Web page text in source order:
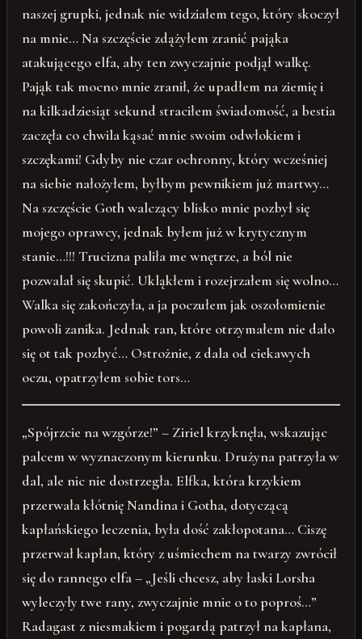
naszej grupki, jednak nie widziałem tego, który skoczył
na mnie… Na szczęście zdążyłem zranić pająka
atakującego elfa, aby ten zwyczajnie podjął walkę.
Pająk tak mocno mnie zranił, że upadłem na ziemię i
na kilkadziesiąt sekund straciłem świadomość, a bestia
zaczęła co chwila kąsać mnie swoim odwłokiem i
szczękami! Gdyby nie czar ochronny, który wcześniej
na siebie nałożyłem, byłbym pewnikiem już martwy…
Na szczęście Goth walczący blisko mnie pozbył się
mojego oprawcy, jednak byłem już w krytycznym
stanie…!!! Trucizna paliła me wnętrze, a ból nie
pozwalał się skupić. Ukląkłem i rozejrzałem się wolno…
Walka się zakończyła, a ja poczułem jak oszołomienie
powoli zanika. Jednak ran, które otrzymałem nie dało
się ot tak pozbyć… Ostrożnie, z dala od ciekawych
oczu, opatrzyłem sobie tors…
„Spójrzcie na wzgórze!” – Ziriel krzyknęła, wskazując
palcem w wyznaczonym kierunku. Drużyna patrzyła w
dal, ale nic nie dostrzegła. Elfka, która krzykiem
przerwała kłótnię Nandina i Gotha, dotyczącą
kapłańskiego leczenia, była dość zakłopotana… Ciszę
przerwał kapłan, który z uśmiechem na twarzy zwrócił
się do rannego elfa – „Jeśli chcesz, aby łaski Lorsha
wyleczyły twe rany, zwyczajnie mnie o to poproś…”
Radagast z niesmakiem i pogardą patrzył na kapłana,